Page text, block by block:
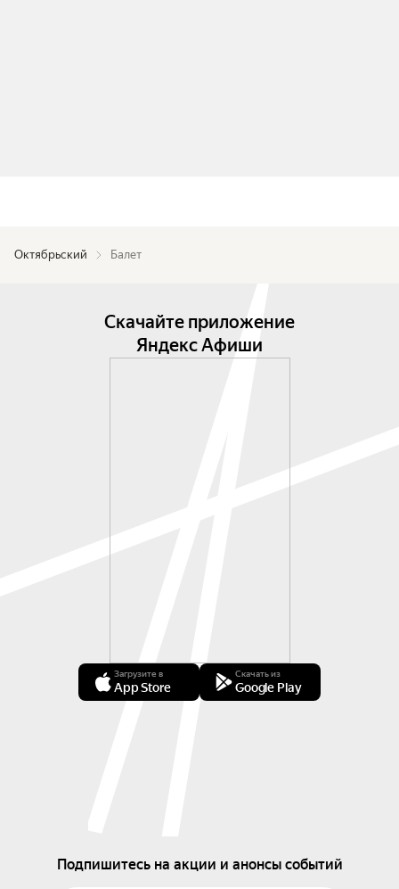
Октябрьский Балет
Скачайте приложение
Яндекс Афиши
Загрузите в
App Store
Скачать из
Google Play
Подпишитесь на акции и анонсы событий